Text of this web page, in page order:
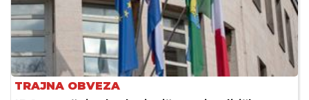
TRAJNA OBVEZA